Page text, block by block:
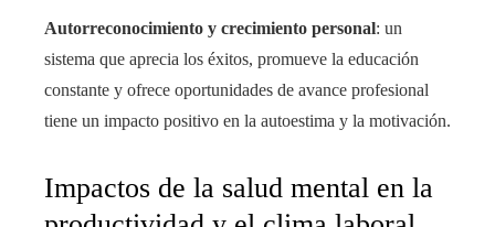
Autorreconocimiento y crecimiento personal: un
sistema que aprecia los éxitos, promueve la educación
constante y ofrece oportunidades de avance profesional
tiene un impacto positivo en la autoestima y la motivación.
Impactos de la salud mental en la